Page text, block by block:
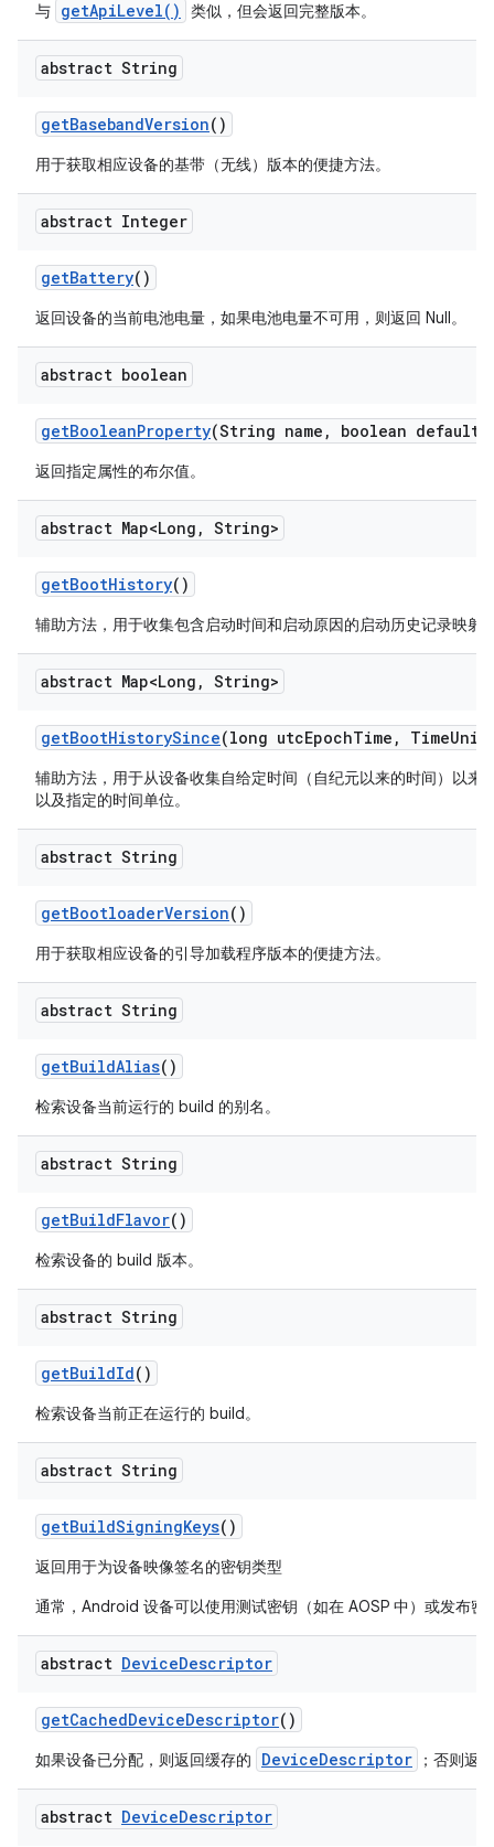
与 getApiLevel() 类似，但会返回完整版本。
abstract String
getBasebandVersion()
用于获取相应设备的基带（无线）版本的便捷方法。
abstract Integer
getBattery()
返回设备的当前电池电量，如果电池电量不可用，则返回 Null。
abstract boolean
getBooleanProperty(String name , boolean default
返回指定属性的布尔值。
abstract Map<Long , String>
getBootHistory()
辅助方法，用于收集包含启动时间和启动原因的启动历史记录映射
abstract Map<Long , String>
getBootHistorySince(long utcEpochTime , TimeUnit
辅助方法，用于从设备收集自给定时间（自纪元以来的时间）以
以及指定的时间单位。
abstract String
getBootloaderVersion()
用于获取相应设备的引导加载程序版本的便捷方法。
abstract String
getBuildAlias()
检索设备当前运行的 build 的别名。
abstract String
getBuildFlavor()
检索设备的 build 版本。
abstract String
getBuildId()
检索设备当前正在运行的 build。
abstract String
getBuildSigningKeys()
返回用于为设备映像签名的密钥类型
通常，Android 设备可以使用测试密钥（如在 AOSP 中）或发布
abstract DeviceDescriptor
getCachedDeviceDescriptor()
如果设备已分配，则返回缓存的 DeviceDescriptor ；否则返
abstract DeviceDescriptor